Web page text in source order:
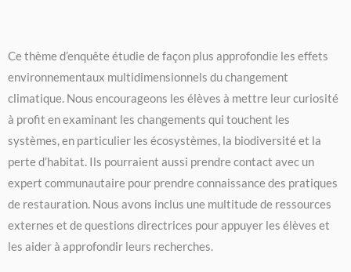
Ce thème d’enquête étudie de façon plus approfondie les effets
environnementaux multidimensionnels du changement
climatique. Nous encourageons les élèves à mettre leur curiosité
à profit en examinant les changements qui touchent les
systèmes, en particulier les écosystèmes, la biodiversité et la
perte d’habitat. Ils pourraient aussi prendre contact avec un
expert communautaire pour prendre connaissance des pratiques
de restauration. Nous avons inclus une multitude de ressources
externes et de questions directrices pour appuyer les élèves et
les aider à approfondir leurs recherches.